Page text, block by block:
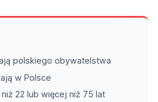
polskiego obywatelstwa
w Polsce
22 lub więcej niż 75 lat